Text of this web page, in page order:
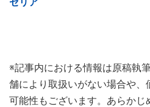
※記事内における情報は原稿執
舗により取扱いがない場合や
可能性もございます。あらかじ